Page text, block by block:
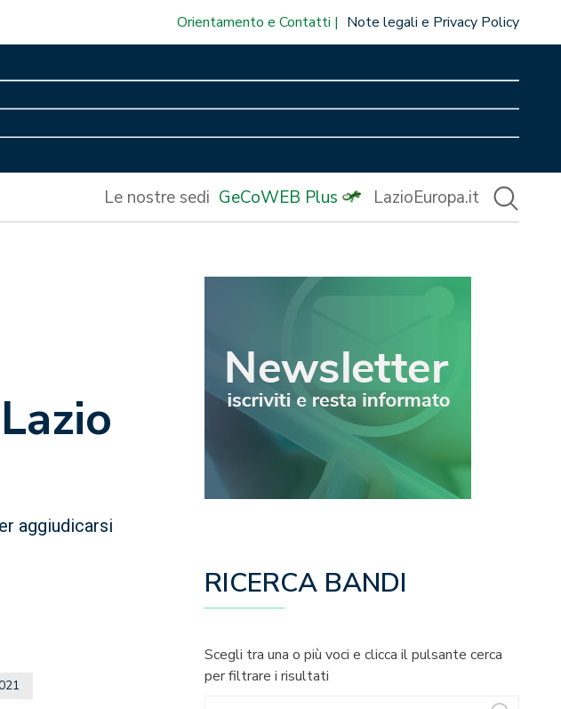
Orientamento e Contatti Note legali e Privacy Policy
Le nostre sedi GeCoWEB Plus LazioEuropa.it
aggiudicarsi
RICERCA BANDI
Scegli tra una o più voci e clicca il pulsante cerca
per filtrare i risultati